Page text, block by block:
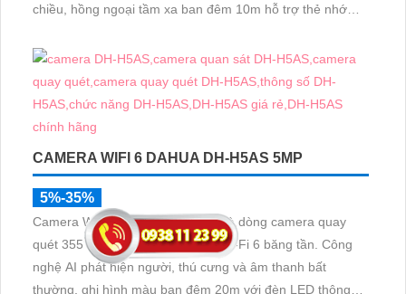
chiều, hồng ngoại tầm xa ban đêm 10m hỗ trợ thẻ nhớ
DMSS
CAMERA WIFI 6 DAHUA DH-H5AS 5MP
5%-35%
Camera WiFi 6 DaHua DH-H5AS là dòng camera quay
quét 355° trong nhà 5MP hỗ trợ Wi-Fi 6 băng tần. Công
nghệ AI phát hiện người, thú cưng và âm thanh bất
thường, ghi hình màu ban đêm 20m với đèn LED thông